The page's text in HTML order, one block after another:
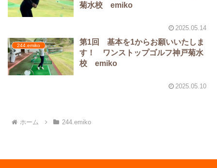
菊水校 emiko
2025.05.14
244.emiko
第1回 基本を1からお願いいたしま
す！ ワンストップゴルフ神戸菊水
校 emiko
2025.05.10
ホーム 244.emiko